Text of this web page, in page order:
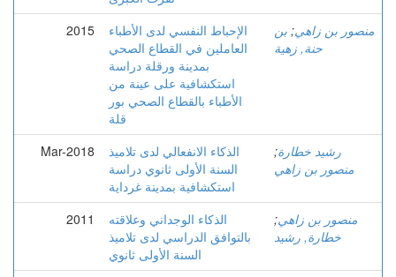
2015
الإحباط النفسي لدى الأطباء
العاملين في القطاع الصحي
بمدينة ورقلة دراسة
استكشافية على عينة من
الأطباء بالقطاع الصحي بور
قلة
منصور بن زاهي; بن
حنة, زهية
Mar-2018
الذكاء الانفعالي لدى تلاميذ
السنة الأولى ثانوي دراسة
استكشافية بمدينة غرداية
رشيد خطارة;
منصور بن زاهي
2011
الذكاء الوجداني وعلاقته
بالتوافق الدراسي لدى تلاميذ
السنة الأولى ثانوي
منصور بن زاهي;
خطارة, رشید